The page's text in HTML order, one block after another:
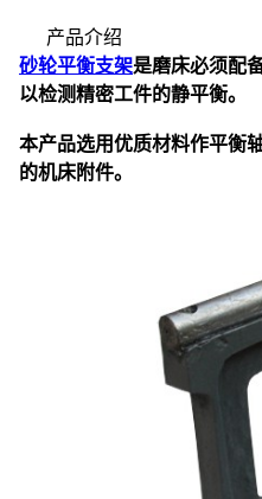
产品介绍
砂轮平衡支架是磨床必须配
以检测精密工件的静平衡。
本产品选用优质材料作平衡
的机床附件。